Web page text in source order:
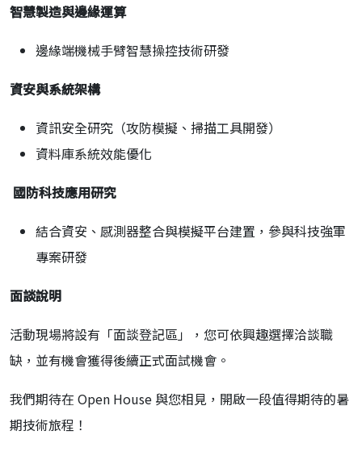
智慧製造與邊緣運算
邊緣端機械手臂智慧操控技術研發
資安與系統架構
資訊安全研究（攻防模擬、掃描工具開發）
資料庫系統效能優化
國防科技應用研究
結合資安、感測器整合與模擬平台建置，參與科技強軍
專案研發
面談說明
活動現場將設有「面談登記區」，您可依興趣選擇洽談職
缺，並有機會獲得後續正式面試機會。
我們期待在 Open House 與您相見，開啟一段值得期待的暑
期技術旅程！